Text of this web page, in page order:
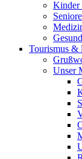
Kinder
Tourismus &
Unser